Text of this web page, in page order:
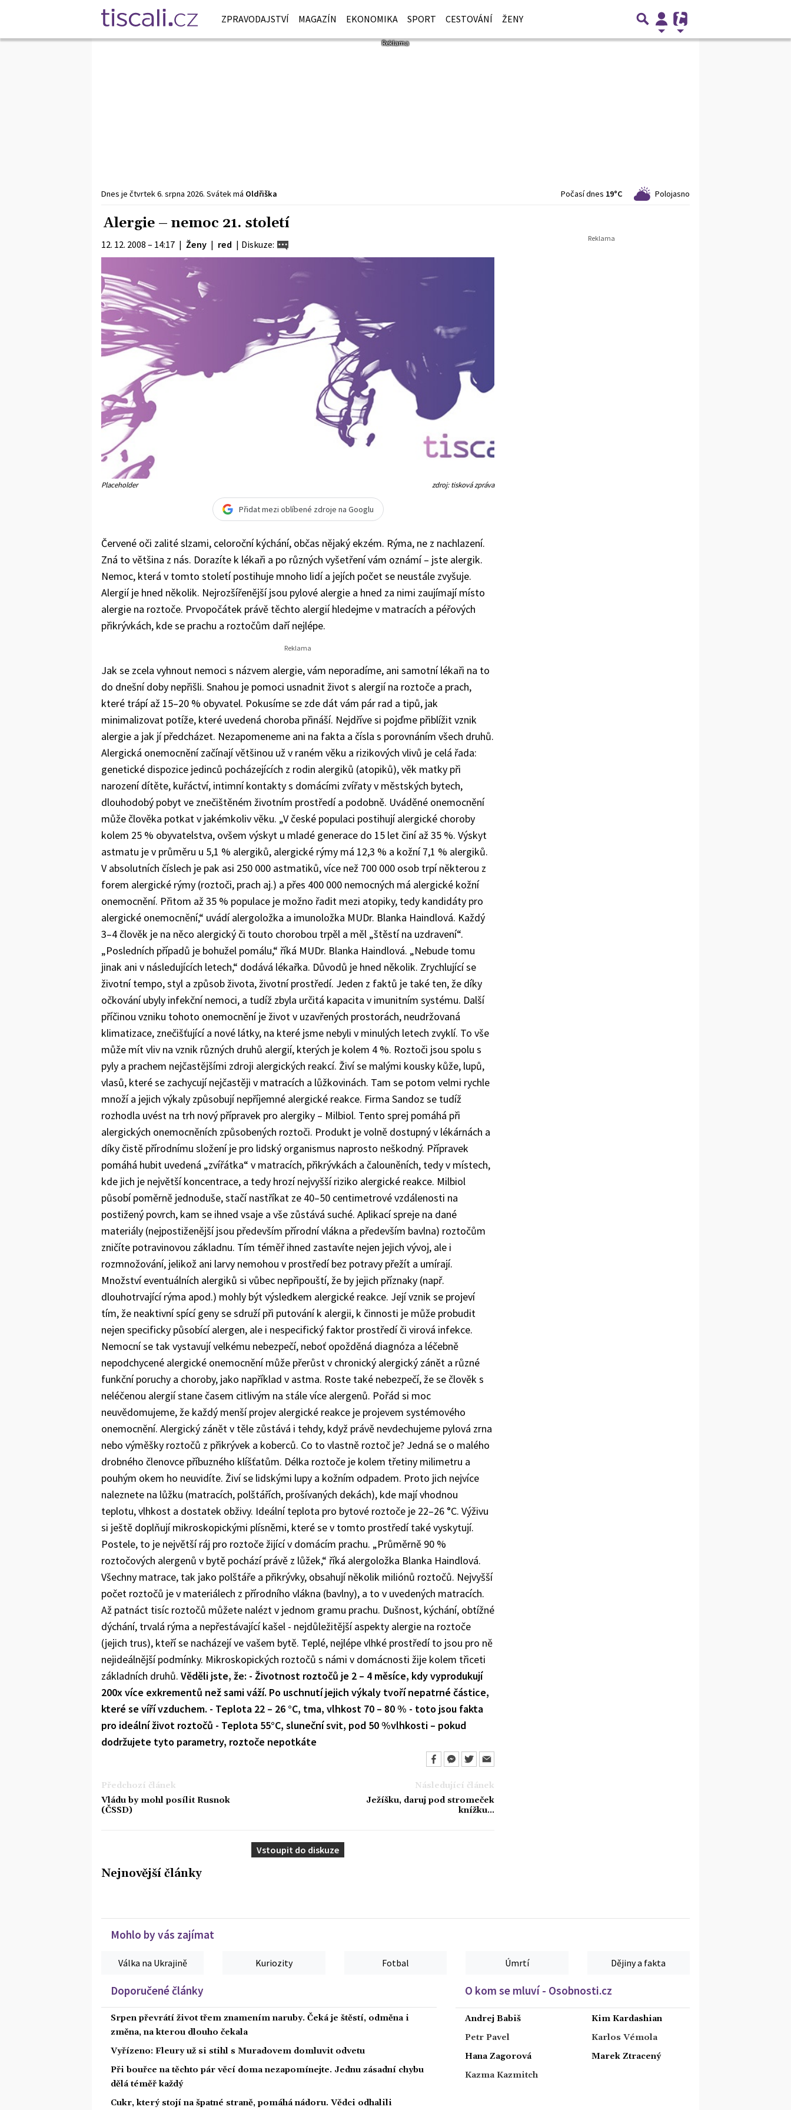
ZPRAVODAJSTVÍ MAGAZÍN EKONOMIKA SPORT CESTOVÁNÍ ŽENY
Dnes je čtvrtek6. srpna 2026. Svátek má Oldřiška Počasí dnes 19°C Polojasno
Alergie – nemoc 21. století
12. 12. 2008 – 14:17 | Ženy | red | Diskuze:
Placeholder zdroj: tisková zpráva
Přidat mezi oblíbené zdroje na Googlu
Červené oči zalité slzami, celoroční kýchání, občas nějaký ekzém. Rýma, ne z nachlazení.
Zná to většina z nás. Dorazíte k lékaři a po různých vyšetření vám oznámí – jste alergik.
Nemoc, která v tomto století postihuje mnoho lidí a jejích počet se neustále zvyšuje.
Alergií je hned několik. Nejrozšířenější jsou pylové alergie a hned za nimi zaujímají místo
alergie na roztoče. Prvopočátek právě těchto alergií hledejme v matracích a péřových
přikrývkách, kde se prachu a roztočům daří nejlépe.
Jak se zcela vyhnout nemoci s názvem alergie, vám neporadíme, ani samotní lékaři na to
do dnešní doby nepřišli. Snahou je pomoci usnadnit život s alergií na roztoče a prach,
které trápí až 15–20 % obyvatel. Pokusíme se zde dát vám pár rad a tipů, jak
minimalizovat potíže, které uvedená choroba přináší. Nejdříve si pojďme přiblížit vznik
alergie a jak jí předcházet. Nezapomeneme ani na fakta a čísla s porovnáním všech druhů.
Alergická onemocnění začínají většinou už v raném věku a rizikových vlivů je celá řada:
genetické dispozice jedinců pocházejících z rodin alergiků (atopiků), věk matky při
narození dítěte, kuřáctví, intimní kontakty s domácími zvířaty v městských bytech,
dlouhodobý pobyt ve znečištěném životním prostředí a podobně. Uváděné onemocnění
může člověka potkat v jakémkoliv věku. „V české populaci postihují alergické choroby
kolem 25 % obyvatelstva, ovšem výskyt u mladé generace do 15 let činí až 35 %. Výskyt
astmatu je v průměru u 5,1 % alergiků, alergické rýmy má 12,3 % a kožní 7,1 % alergiků.
V absolutních číslech je pak asi 250 000 astmatiků, více než 700 000 osob trpí některou z
forem alergické rýmy (roztoči, prach aj.) a přes 400 000 nemocných má alergické kožní
onemocnění. Přitom až 35 % populace je možno řadit mezi atopiky, tedy kandidáty pro
alergické onemocnění,“ uvádí alergoložka a imunoložka MUDr. Blanka Haindlová. Každý
3–4 člověk je na něco alergický či touto chorobou trpěl a měl „štěstí na uzdravení“.
„Posledních případů je bohužel pomálu,“ říká MUDr. Blanka Haindlová. „Nebude tomu
jinak ani v následujících letech,“ dodává lékařka. Důvodů je hned několik. Zrychlující se
životní tempo, styl a způsob života, životní prostředí. Jeden z faktů je také ten, že díky
očkování ubyly infekční nemoci, a tudíž zbyla určitá kapacita v imunitním systému. Další
příčinou vzniku tohoto onemocnění je život v uzavřených prostorách, neudržovaná
klimatizace, znečišťující a nové látky, na které jsme nebyli v minulých letech zvyklí. To vše
může mít vliv na vznik různých druhů alergií, kterých je kolem 4 %. Roztoči jsou spolu s
pyly a prachem nejčastějšími zdroji alergických reakcí. Živí se malými kousky kůže, lupů,
vlasů, které se zachycují nejčastěji v matracích a lůžkovinách. Tam se potom velmi rychle
množí a jejich výkaly způsobují nepříjemné alergické reakce. Firma Sandoz se tudíž
rozhodla uvést na trh nový přípravek pro alergiky – Milbiol. Tento sprej pomáhá při
alergických onemocněních způsobených roztoči. Produkt je volně dostupný v lékárnách a
díky čistě přírodnímu složení je pro lidský organismus naprosto neškodný. Přípravek
pomáhá hubit uvedená „zvířátka“ v matracích, přikrývkách a čalouněních, tedy v místech,
kde jich je největší koncentrace, a tedy hrozí nejvyšší riziko alergické reakce. Milbiol
působí poměrně jednoduše, stačí nastříkat ze 40–50 centimetrové vzdálenosti na
postižený povrch, kam se ihned vsaje a vše zůstává suché. Aplikací spreje na dané
materiály (nejpostiženější jsou především přírodní vlákna a především bavlna) roztočům
zničíte potravinovou základnu. Tím téměř ihned zastavíte nejen jejich vývoj, ale i
rozmnožování, jelikož ani larvy nemohou v prostředí bez potravy přežít a umírají.
Množství eventuálních alergiků si vůbec nepřipouští, že by jejich příznaky (např.
dlouhotrvající rýma apod.) mohly být výsledkem alergické reakce. Její vznik se projeví
tím, že neaktivní spící geny se sdruží při putování k alergii, k činnosti je může probudit
nejen specificky působící alergen, ale i nespecifický faktor prostředí či virová infekce.
Nemocní se tak vystavují velkému nebezpečí, neboť opožděná diagnóza a léčebně
nepodchycené alergické onemocnění může přerůst v chronický alergický zánět a různé
funkční poruchy a choroby, jako například v astma. Roste také nebezpečí, že se člověk s
neléčenou alergií stane časem citlivým na stále více alergenů. Pořád si moc
neuvědomujeme, že každý menší projev alergické reakce je projevem systémového
onemocnění. Alergický zánět v těle zůstává i tehdy, když právě nevdechujeme pylová zrna
nebo výměšky roztočů z přikrývek a koberců. Co to vlastně roztoč je? Jedná se o malého
drobného členovce příbuzného klíšťatům. Délka roztoče je kolem třetiny milimetru a
pouhým okem ho neuvidíte. Živí se lidskými lupy a kožním odpadem. Proto jich nejvíce
naleznete na lůžku (matracích, polštářích, prošívaných dekách), kde mají vhodnou
teplotu, vlhkost a dostatek obživy. Ideální teplota pro bytové roztoče je 22–26 °C. Výživu
si ještě doplňují mikroskopickými plísněmi, které se v tomto prostředí také vyskytují.
Postele, to je největší ráj pro roztoče žijící v domácím prachu. „Průměrně 90 %
roztočových alergenů v bytě pochází právě z lůžek,“ říká alergoložka Blanka Haindlová.
Všechny matrace, tak jako polštáře a přikrývky, obsahují několik miliónů roztočů. Nejvyšší
počet roztočů je v materiálech z přírodního vlákna (bavlny), a to v uvedených matracích.
Až patnáct tisíc roztočů můžete nalézt v jednom gramu prachu. Dušnost, kýchání, obtížné
dýchání, trvalá rýma a nepřestávající kašel - nejdůležitější aspekty alergie na roztoče
(jejich trus), kteří se nacházejí ve vašem bytě. Teplé, nejlépe vlhké prostředí to jsou pro ně
nejideálnější podmínky. Mikroskopických roztočů s námi v domácnosti žije kolem třiceti
základních druhů. Věděli jste, že: - Životnost roztočů je 2 – 4 měsíce, kdy vyprodukují
200x více exkrementů než sami váží. Po uschnutí jejich výkaly tvoří nepatrné částice,
které se víří vzduchem. - Teplota 22 – 26 °C, tma, vlhkost 70 – 80 % - toto jsou fakta
pro ideální život roztočů - Teplota 55°C, sluneční svit, pod 50 %vlhkosti – pokud
dodržujete tyto parametry, roztoče nepotkáte
Předchozí článek
Vládu by mohl posílit Rusnok
(ČSSD)
Následující článek
Ježíšku, daruj pod stromeček
knížku...
Vstoupit do diskuze
Nejnovější články
Mohlo by vás zajímat
Válka na Ukrajině Kuriozity Fotbal Úmrtí Dějiny a fakta
Doporučené články
Srpen převrátí život třem znamením naruby. Čeká je štěstí, odměna i
změna, na kterou dlouho čekala
Vyřízeno: Fleury už si stihl s Muradovem domluvit odvetu
Při bouřce na těchto pár věcí doma nezapomínejte. Jednu zásadní chybu
dělá téměř každý
Cukr, který stojí na špatné straně, pomáhá nádoru. Vědci odhalili
O kom se mluví - Osobnosti.cz
Andrej Babiš
Petr Pavel
Hana Zagorová
Kazma Kazmitch
Kim Kardashian
Karlos Vémola
Marek Ztracený